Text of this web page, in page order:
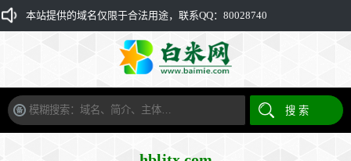
本站提供的域名仅限于合法用途，联系QQ：80028740